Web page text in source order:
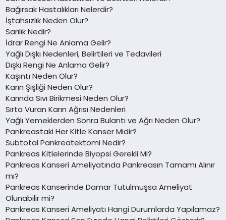
Bağırsak Hastalıkları Nelerdir?
İştahsızlık Neden Olur?
Sarılık Nedir?
İdrar Rengi Ne Anlama Gelir?
Yağlı Dışkı Nedenleri, Belirtileri ve Tedavileri
Dışkı Rengi Ne Anlama Gelir?
Kaşıntı Neden Olur?
Karın Şişliği Neden Olur?
Karında Sıvı Birikmesi Neden Olur?
Sırta Vuran Karın Ağrısı Nedenleri
Yağlı Yemeklerden Sonra Bulantı ve Ağrı Neden Olur?
Pankreastaki Her Kitle Kanser Midir?
Subtotal Pankreatektomi Nedir?
Pankreas Kitlelerinde Biyopsi Gerekli Mi?
Pankreas Kanseri Ameliyatında Pankreasın Tamamı Alınır
mı?
Pankreas Kanserinde Damar Tutulmuşsa Ameliyat
Olunabilir mi?
Pankreas Kanseri Ameliyatı Hangi Durumlarda Yapılamaz?